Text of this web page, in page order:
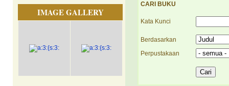
IMAGE GALLERY
CARI BUKU
Kata Kunci
Berdasarkan
Perpustakaan